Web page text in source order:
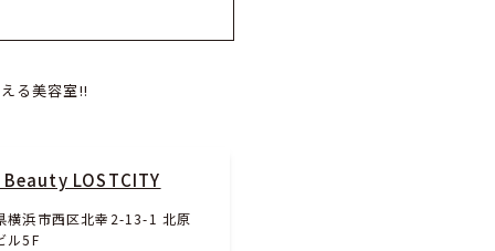
る美容室!!
LOSTCITY
横浜市西区北幸2-13-1 北原
ル5F